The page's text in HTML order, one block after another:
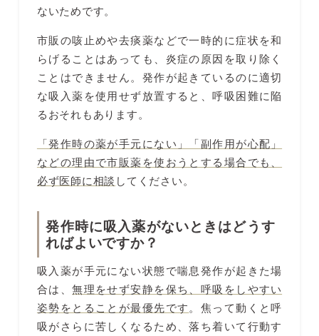
ないためです。
市販の咳止めや去痰薬などで一時的に症状を和
らげることはあっても、炎症の原因を取り除く
ことはできません。発作が起きているのに適切
な吸入薬を使用せず放置すると、呼吸困難に陥
るおそれもあります。
「発作時の薬が手元にない」「副作用が心配」
などの理由で市販薬を使おうとする場合でも、
必ず医師に相談 してください。
発作時に吸入薬がないときはどうす
ればよいですか？
吸入薬が手元にない状態で喘息発作が起きた場
合は、無理をせず安静を保ち、呼吸をしやすい
姿勢をとることが最優先です。焦って動くと呼
吸がさらに苦しくなるため、落ち着いて行動す